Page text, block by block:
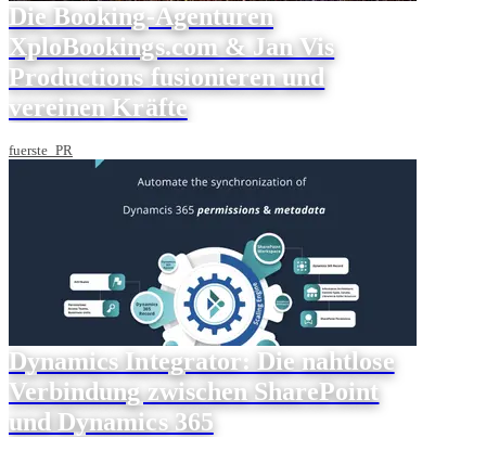
Die Booking-Agenturen
XploBookings.com & Jan Vis
Productions fusionieren und
vereinen Kräfte
fuerste_PR
Dynamics Integrator: Die nahtlose
Verbindung zwischen SharePoint
und Dynamics 365